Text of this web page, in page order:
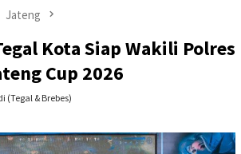
Jateng
Kota Siap Wakili Polres
Cup 2026
(Tegal & Brebes)